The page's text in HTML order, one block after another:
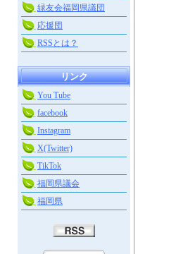
緑友会福岡県議団
応援団
RSSとは？
リンク
You Tube
facebook
Instagram
X(Twitter)
TikTok
福岡県議会
福岡県